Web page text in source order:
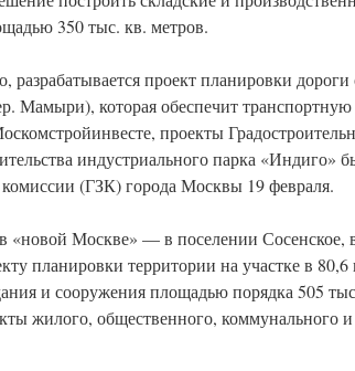
350 тыс. кв. метров.
разрабатывается проект планировки
Мамыри), которая обеспечит транспортную
проекты
индустриального парка «Индиго»
комиссии (ГЗК) города Москвы 19 февраля.
«новой Москве» — в поселении Сосенское,
планировки территории на участке в 80,6
и сооружения площадью порядка 505
жилого, общественного, коммунального